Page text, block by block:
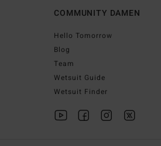
COMMUNITY DAMEN
Hello Tomorrow
Blog
Team
Wetsuit Guide
Wetsuit Finder